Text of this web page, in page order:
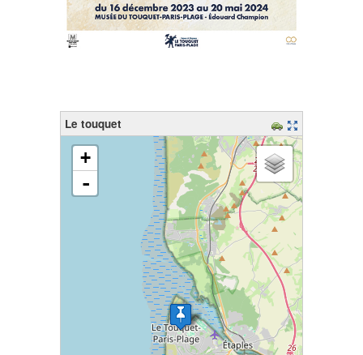
Le touquet
chargement de la carte - veuillez patienter...
+
-